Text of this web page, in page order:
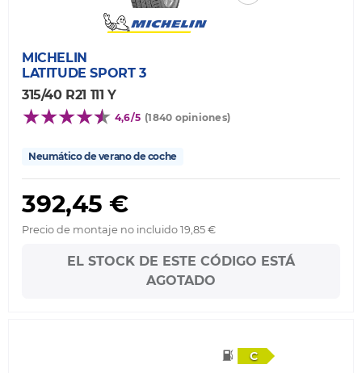
MICHELIN
LATITUDE SPORT 3
315/40 R21 111 Y
4,6/5 (1840 opiniones)
Neumático de verano de coche
392,45 €
Precio de montaje no incluido 19,85 €
EL STOCK DE ESTE CÓDIGO ESTÁ
AGOTADO
C